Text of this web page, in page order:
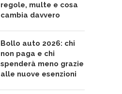
regole, multe e cosa
cambia davvero
Bollo auto 2026: chi
non paga e chi
spenderà meno grazie
alle nuove esenzioni